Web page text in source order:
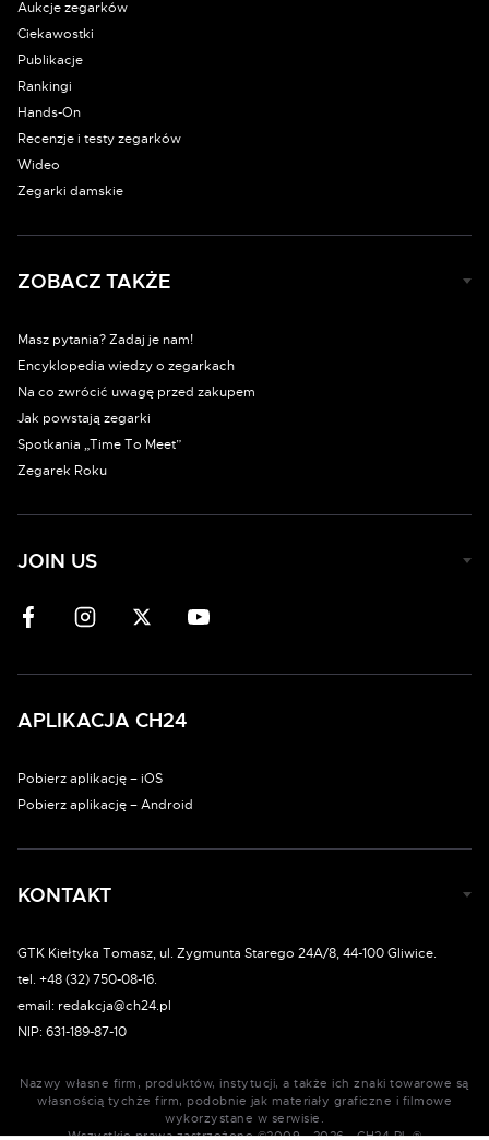
Aukcje zegarków
Ciekawostki
Publikacje
Rankingi
Hands-On
Recenzje i testy zegarków
Wideo
Zegarki damskie
ZOBACZ TAKŻE
Masz pytania? Zadaj je nam!
Encyklopedia wiedzy o zegarkach
Na co zwrócić uwagę przed zakupem
Jak powstają zegarki
Spotkania „Time To Meet”
Zegarek Roku
JOIN US
APLIKACJA CH24
Pobierz aplikację – iOS
Pobierz aplikację – Android
KONTAKT
GTK Kiełtyka Tomasz, ul. Zygmunta Starego 24A/8, 44-100 Gliwice.
tel. +48 (32) 750-08-16.
email: redakcja@ch24.pl
NIP: 631-189-87-10
Nazwy własne firm, produktów, instytucji, a także ich znaki towarowe są
własnością tychże firm, podobnie jak materiały graficzne i filmowe
wykorzystane w serwisie.
Wszystkie prawa zastrzeżone ©2009 - 2026 - CH24.PL ®